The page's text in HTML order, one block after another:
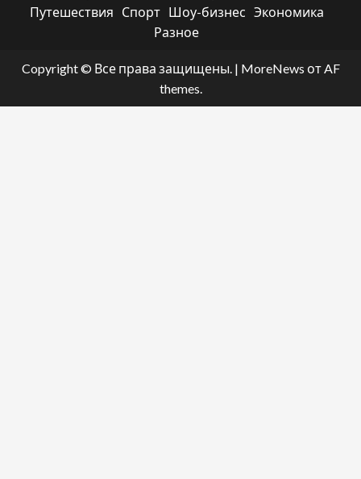
Путешествия
Спорт Шоу-бизнес Экономика
Разное
Copyright © Все права защищены. | MoreNews от AF
themes.